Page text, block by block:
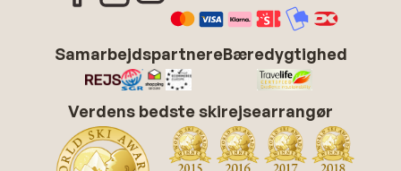
SamarbejdspartnereBæredygtighed
Verdens bedste skirejsearrangør